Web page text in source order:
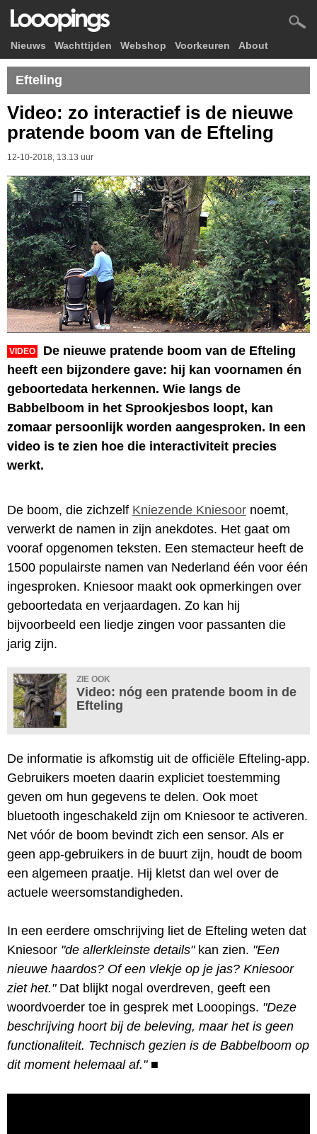
Nieuws Wachttijden Webshop Voorkeuren About
Efteling
Video: zo interactief is de nieuwe
pratende boom van de Efteling
12-10-2018, 13.13 uur
VIDEO
De nieuwe pratende boom van de Efteling
heeft een bijzondere gave: hij kan voornamen én
geboortedata herkennen. Wie langs de
Babbelboom in het Sprookjesbos loopt, kan
zomaar persoonlijk worden aangesproken. In een
video is te zien hoe die interactiviteit precies
werkt.
De boom, die zichzelf Kniezende Kniesoor noemt,
verwerkt de namen in zijn anekdotes. Het gaat om
vooraf opgenomen teksten. Een stemacteur heeft de
1500 populairste namen van Nederland één voor één
ingesproken. Kniesoor maakt ook opmerkingen over
geboortedata en verjaardagen. Zo kan hij
bijvoorbeeld een liedje zingen voor passanten die
jarig zijn.
ZIE OOK
Video: nóg een pratende boom in de
Efteling
De informatie is afkomstig uit de officiële Efteling-app.
Gebruikers moeten daarin expliciet toestemming
geven om hun gegevens te delen. Ook moet
bluetooth ingeschakeld zijn om Kniesoor te activeren.
Net vóór de boom bevindt zich een sensor. Als er
geen app-gebruikers in de buurt zijn, houdt de boom
een algemeen praatje. Hij kletst dan wel over de
actuele weersomstandigheden.
In een eerdere omschrijving liet de Efteling weten dat
Kniesoor "de allerkleinste details"kan zien. "Een
nieuwe haardos? Of een vlekje op je jas? Kniesoor
ziet het."Dat blijkt nogal overdreven, geeft een
woordvoerder toe in gesprek met Looopings. "Deze
beschrijving hoort bij de beleving, maar het is geen
functionaliteit. Technisch gezien is de Babbelboom op
dit moment helemaal af." ■